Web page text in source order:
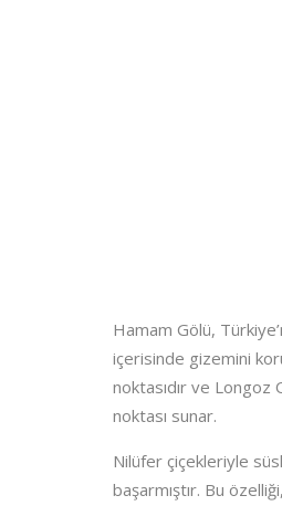
Hamam Gölü,
içerisinde gizemini
noktasıdır ve Longoz
noktası sunar.
Nilüfer çiçekleriyle
başarmıştır. Bu